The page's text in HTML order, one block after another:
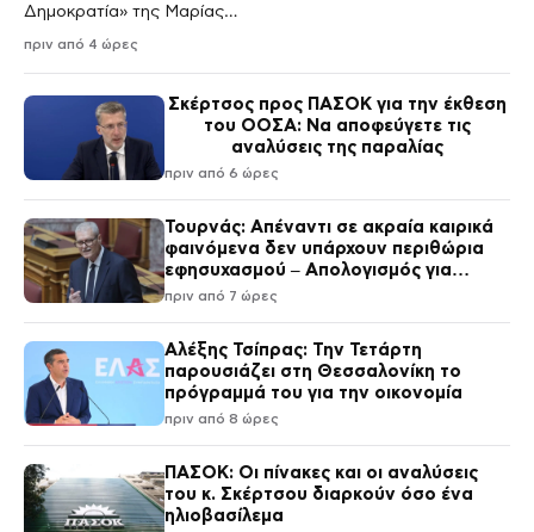
Δημοκρατία» της Μαρίας…
πριν από 4 ώρες
Σκέρτσος προς ΠΑΣΟΚ για την έκθεση
του ΟΟΣΑ: Να αποφεύγετε τις
αναλύσεις της παραλίας
πριν από 6 ώρες
Τουρνάς: Απέναντι σε ακραία καιρικά
φαινόμενα δεν υπάρχουν περιθώρια
εφησυχασμού – Απολογισμός για
Κρήτη και Αττικοβοιωτία
πριν από 7 ώρες
Αλέξης Τσίπρας: Την Τετάρτη
παρουσιάζει στη Θεσσαλονίκη το
πρόγραμμά του για την οικονομία
πριν από 8 ώρες
ΠΑΣΟΚ: Οι πίνακες και οι αναλύσεις
του κ. Σκέρτσου διαρκούν όσο ένα
ηλιοβασίλεμα